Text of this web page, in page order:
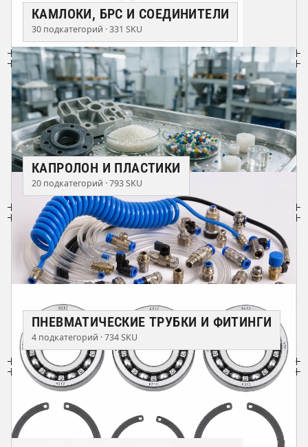
КАМЛОКИ, БРС И СОЕДИНИТЕЛИ
30 подкатегорий · 331 SKU
КАПРОЛОН И ПЛАСТИКИ
20 подкатегорий · 793 SKU
ПНЕВМАТИЧЕСКИЕ ТРУБКИ И ФИТИНГИ
4 подкатегорий · 734 SKU